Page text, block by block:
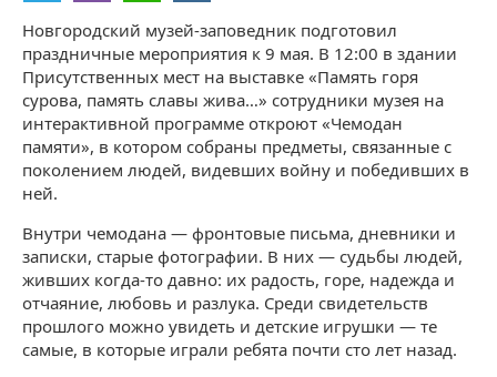
Новгородский музей-заповедник подготовил
праздничные мероприятия к 9 мая. В 12:00 в здании
Присутственных мест на выставке «Память горя
сурова, память славы жива…» сотрудники музея на
интерактивной программе откроют «Чемодан
памяти», в котором собраны предметы, связанные с
поколением людей, видевших войну и победивших в
ней.
Внутри чемодана — фронтовые письма, дневники и
записки, старые фотографии. В них — судьбы людей,
живших когда-то давно: их радость, горе, надежда и
отчаяние, любовь и разлука. Среди свидетельств
прошлого можно увидеть и детские игрушки — те
самые, в которые играли ребята почти сто лет назад.